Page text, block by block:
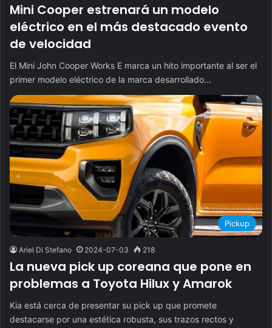
Mini Cooper estrenará un modelo
eléctrico en el más destacado evento
de velocidad
El Mini John Cooper Works E marca un hito importante al ser el
primer modelo eléctrico de la marca desarrollado…
Pickup
Ariel Di Stefano 2024-07-03 218
La nueva pick up coreana que pone en
problemas a Toyota Hilux y Amarok
Kia está cerca de presentar su pick up que promete
destacarse por una estética robusta, sus trazos rectos y